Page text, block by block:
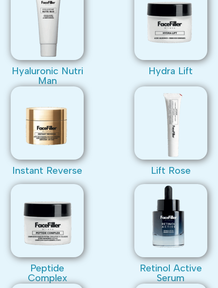
Hyaluronic Nutri
Man
Hydra Lift
Instant Reverse Lift Rose
Peptide
Complex
Retinol Active
Serum